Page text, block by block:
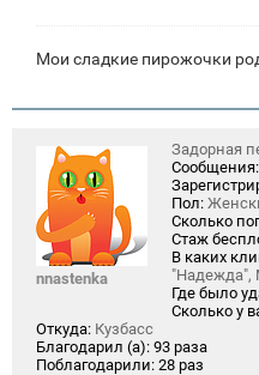
Мои сладкие пирожочки
nnastenka
Задорная
Сообщения:
Пол:
Сколько
Стаж
В каких
"Надежда",
Где было
Сколько у
Откуда: Кузбасс
Благодарил (а): 93 раза
Поблагодарили: 28 раз